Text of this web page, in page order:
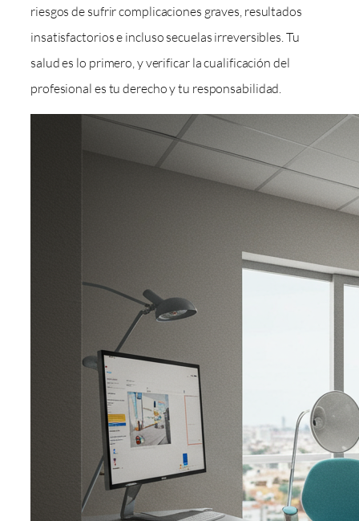
riesgos de sufrir complicaciones graves, resultados
insatisfactorios e incluso secuelas irreversibles. Tu
salud es lo primero, y verificar la cualificación del
profesional es tu derecho y tu responsabilidad.